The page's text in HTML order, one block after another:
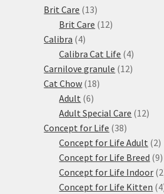
produktů
Brit Care 1313
produktů
Brit Care 1212
Calibra 44
produkty
Calibra Cat Life 44
produkty
Carnilove granule 1212
Cat Chow 1818
Adult 66
produktů
Adult Special Care 1212
Concept for Life 3838
produktů
Concept for Life Adult 22
Concept for Life Breed 99
Concept for Life Indoor 2
Concept for Life Kitten 4